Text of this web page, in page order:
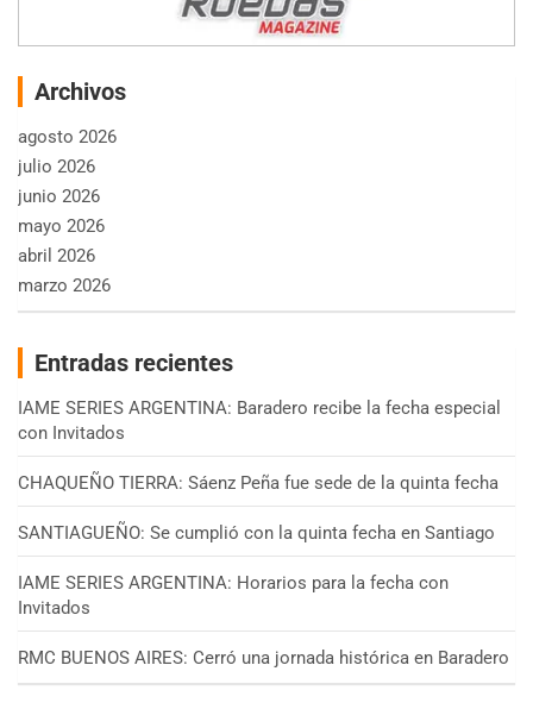
Archivos
agosto 2026
julio 2026
junio 2026
mayo 2026
abril 2026
marzo 2026
Entradas recientes
IAME SERIES ARGENTINA: Baradero recibe la fecha especial
con Invitados
CHAQUEÑO TIERRA: Sáenz Peña fue sede de la quinta fecha
SANTIAGUEÑO: Se cumplió con la quinta fecha en Santiago
IAME SERIES ARGENTINA: Horarios para la fecha con
Invitados
RMC BUENOS AIRES: Cerró una jornada histórica en Baradero